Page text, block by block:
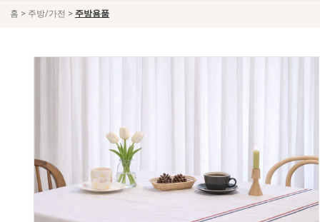
홈 > 주방/가전 > 주방용품